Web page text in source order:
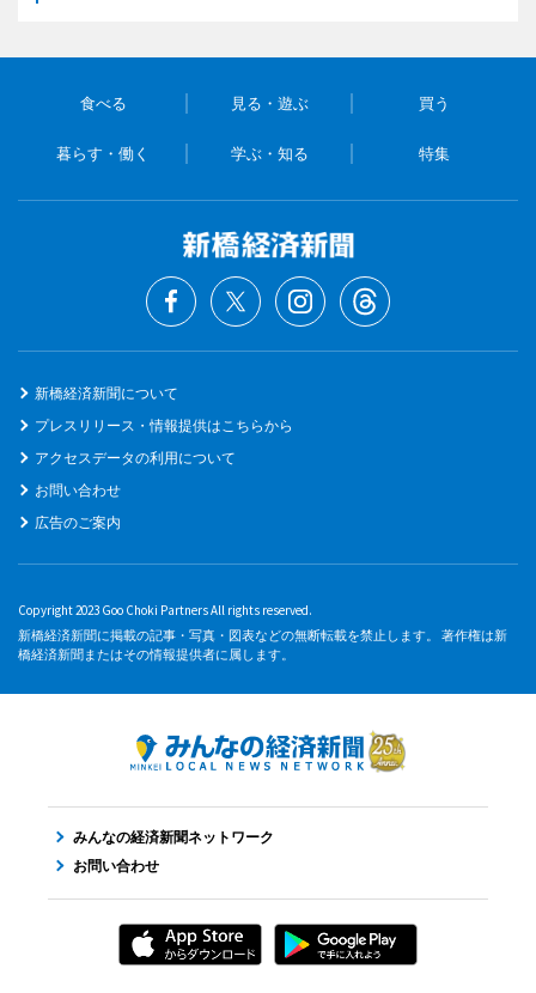
食べる 見る・遊ぶ 買う
暮らす・働く 学ぶ・知る 特集
新橋経済新聞について
プレスリリース・情報提供はこちらから
アクセスデータの利用について
お問い合わせ
広告のご案内
Copyright 2023 Goo Choki Partners All rights reserved.
新橋経済新聞に掲載の記事・写真・図表などの無断転載を禁止します。 著作権は新
橋経済新聞またはその情報提供者に属します。
みんなの経済新聞ネットワーク
お問い合わせ